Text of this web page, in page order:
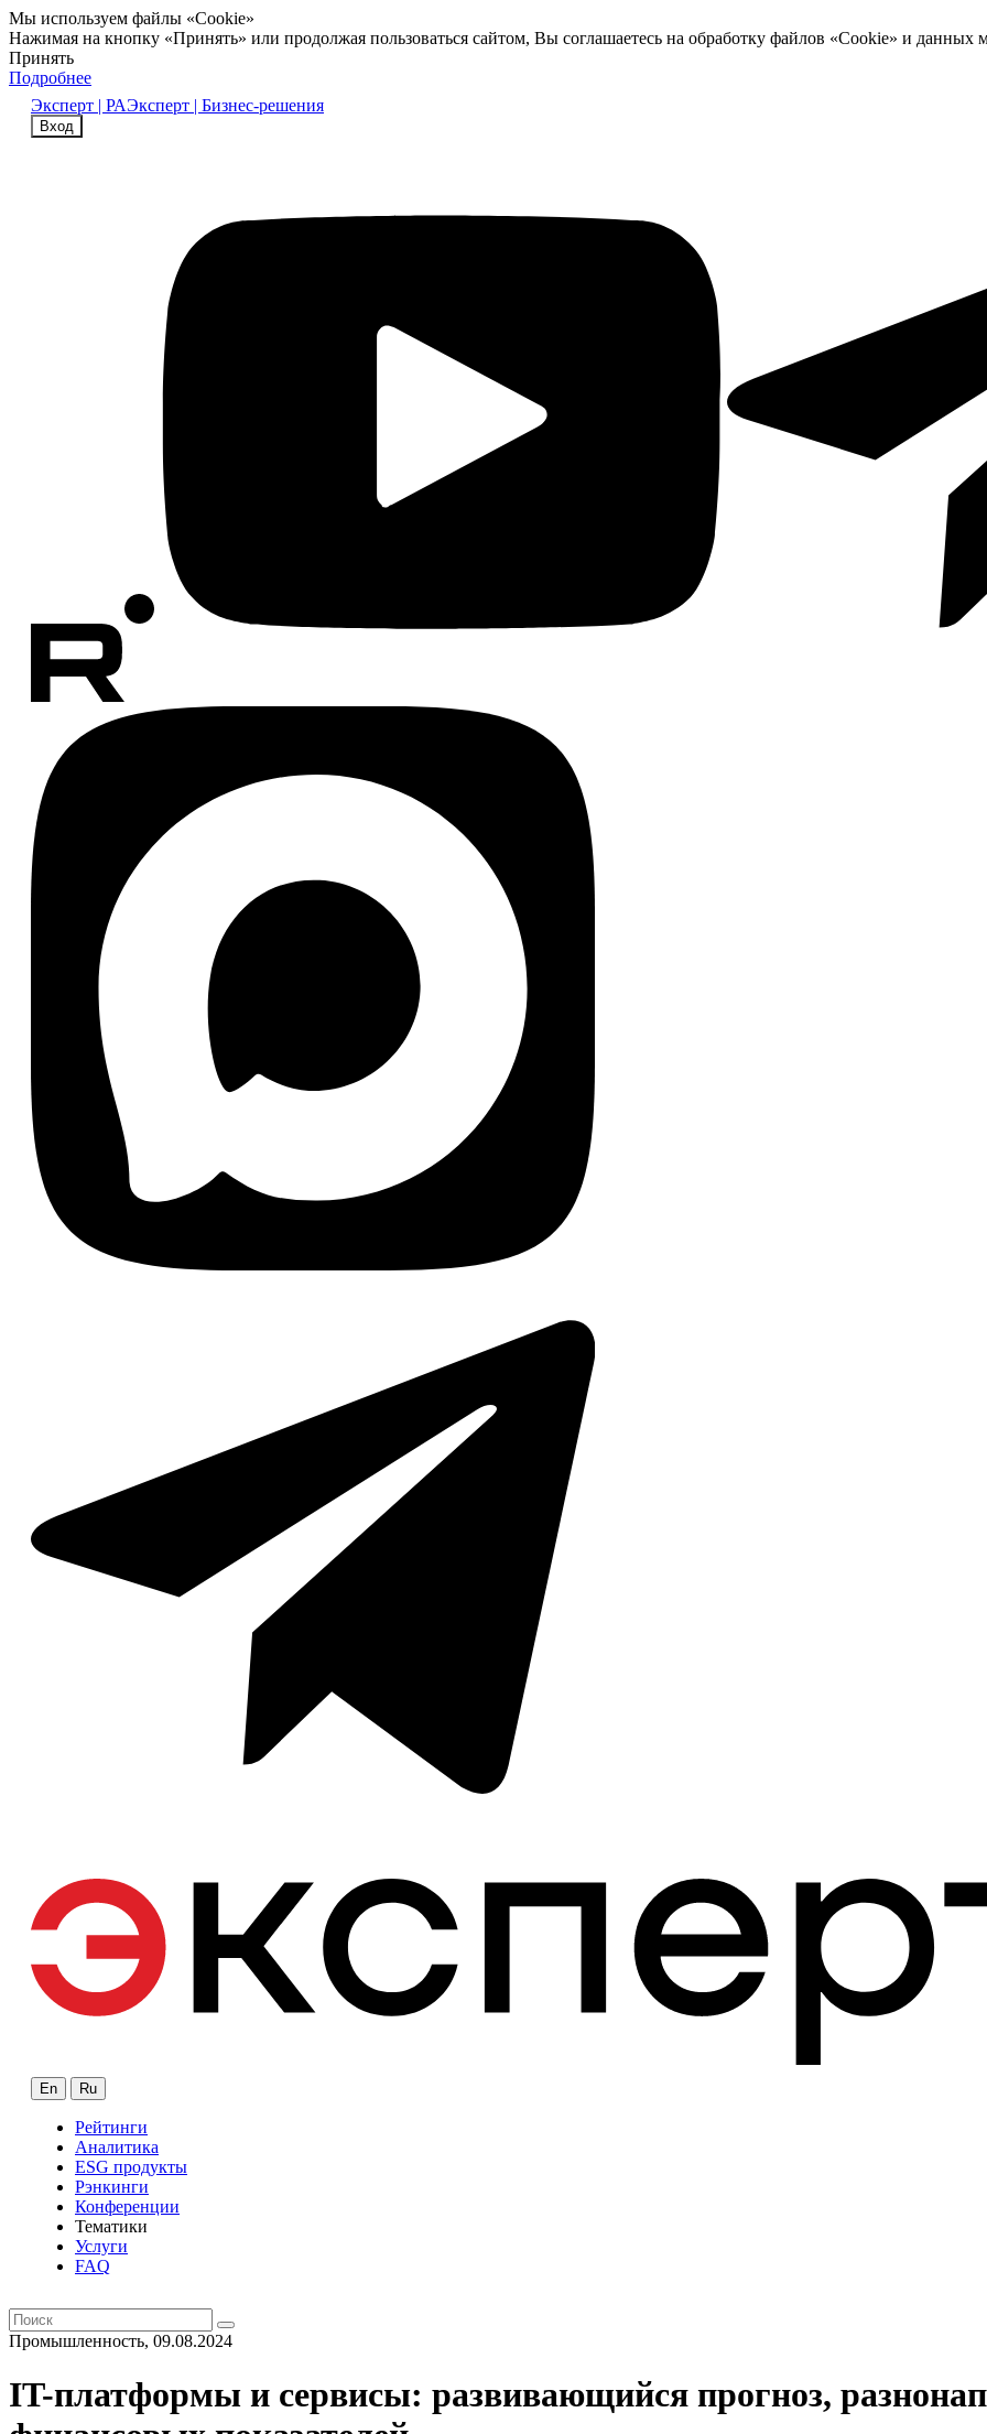
Мы используем файлы «Cookie»
Нажимая на кнопку «Принять» или продолжая пользоваться сайтом, Вы соглашаетесь на обработку файлов «Cookie» и данных
Принять
Подробнее
Эксперт | РАЭксперт | Бизнес-решения
Вход
En Ru
Рейтинги
Аналитика
ESG продукты
Рэнкинги
Конференции
Тематики
Услуги
FAQ
Промышленность, 09.08.2024
IT-платформы и сервисы: развивающийся прогноз,